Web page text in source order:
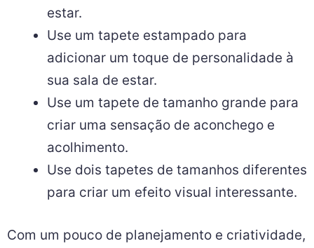
estar.
Use um tapete estampado para
adicionar um toque de personalidade à
sua sala de estar.
Use um tapete de tamanho grande para
criar uma sensação de aconchego e
acolhimento.
Use dois tapetes de tamanhos diferentes
para criar um efeito visual interessante.
Com um pouco de planejamento e criatividade,